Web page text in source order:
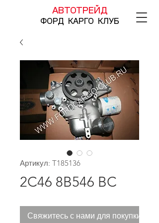
АВТОТРЕЙД
ФОРД КАРГО КЛУБ
Артикул: T185136
2C46 8B546 BC
Свяжитесь с нами для покупки